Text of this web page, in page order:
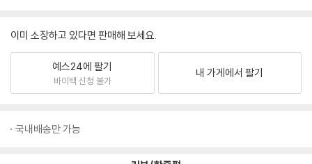
이미 소장하고 있다면 판매해 보세요.
예스24에 팔기
바이백 신청 불가
내 가게에서 팔기
국내배송만 가능